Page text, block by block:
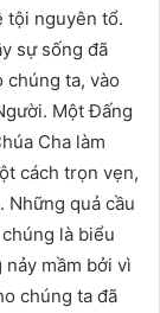
tội nguyên tổ.
sự sống đã
chúng ta, vào
Một Đấng
Cha làm
cách trọn vẹn,
Những quả cầu
là biểu
nảy mầm bởi vì
chúng ta đã